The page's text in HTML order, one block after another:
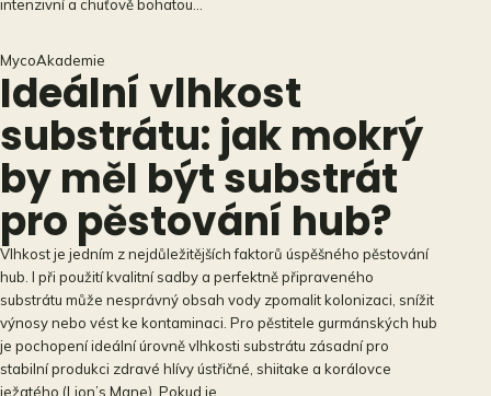
intenzivní a chuťově bohatou…
MycoAkademie
Ideální vlhkost
substrátu: jak mokrý
by měl být substrát
pro pěstování hub?
Vlhkost je jedním z nejdůležitějších faktorů úspěšného pěstování
hub. I při použití kvalitní sadby a perfektně připraveného
substrátu může nesprávný obsah vody zpomalit kolonizaci, snížit
výnosy nebo vést ke kontaminaci. Pro pěstitele gurmánských hub
je pochopení ideální úrovně vlhkosti substrátu zásadní pro
stabilní produkci zdravé hlívy ústřičné, shiitake a korálovce
ježatého (Lion’s Mane). Pokud je…